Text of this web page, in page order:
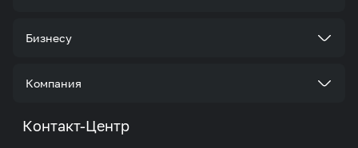
Тарифы
Роуминг и международные звонки
Бизнесу
Стать корпоративным клиентом
Компания
О нас
Контакт-Центр